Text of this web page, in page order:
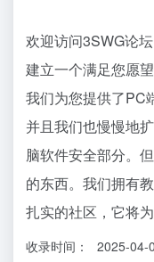
欢迎访问3SWG论
建立一个满足您愿
我们为您提供了PC
并且我们也慢慢地
脑软件安全部分。
的东西。我们拥有
扎实的社区，它将
收录时间： 2025-04-